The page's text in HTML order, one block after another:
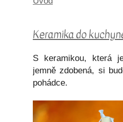
Keramika do
S keramikou, která
jemně zdobená, si
pohádce.